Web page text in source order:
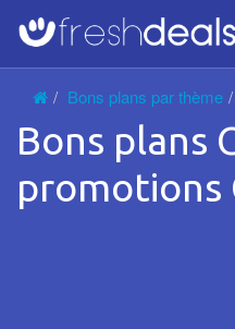
Bons plans par thème
Bons plans
promotions